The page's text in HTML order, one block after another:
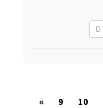
« 9 10